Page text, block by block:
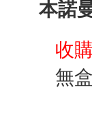
本諾
收
無